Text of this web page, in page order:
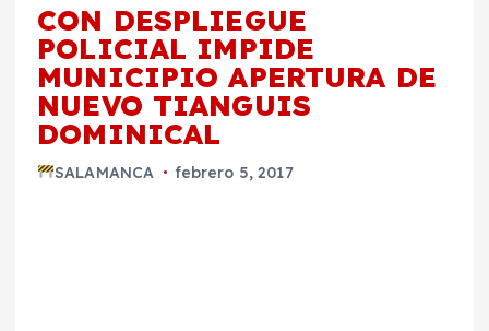
CON DESPLIEGUE
POLICIAL IMPIDE
MUNICIPIO APERTURA DE
NUEVO TIANGUIS
DOMINICAL
SALAMANCA febrero 5, 2017